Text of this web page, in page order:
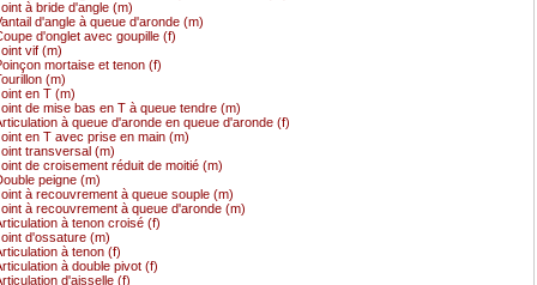
à bride d'angle (m)
d'angle à queue d'aronde (m)
d'onglet avec goupille (f)
vif (m)
mortaise et tenon (f)
(m)
en T (m)
de mise bas en T à queue tendre (m)
à queue d'aronde en queue d'aronde (f)
en T avec prise en main (m)
transversal (m)
de croisement réduit de moitié (m)
peigne (m)
à recouvrement à queue souple (m)
à recouvrement à queue d'aronde (m)
à tenon croisé (f)
d'ossature (m)
à tenon (f)
à double pivot (f)
d'aisselle (f)